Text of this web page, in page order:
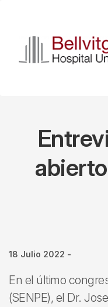
contenido
principal
18 Julio 2022 -
En el último
(SENPE), el Dr.